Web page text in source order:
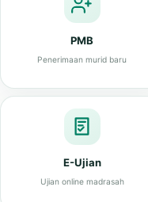
PMB
Penerimaan murid baru
E-Ujian
Ujian online madrasah